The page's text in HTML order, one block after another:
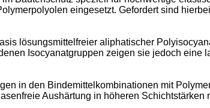
eingesetzt. Gefordert sind
lösungsmittelfreier aliphatischer
Isocyanatgruppen zeigen sie jedoch
in den Bindemittelkombinationen mit
Aushärtung in höheren Schichtstärken